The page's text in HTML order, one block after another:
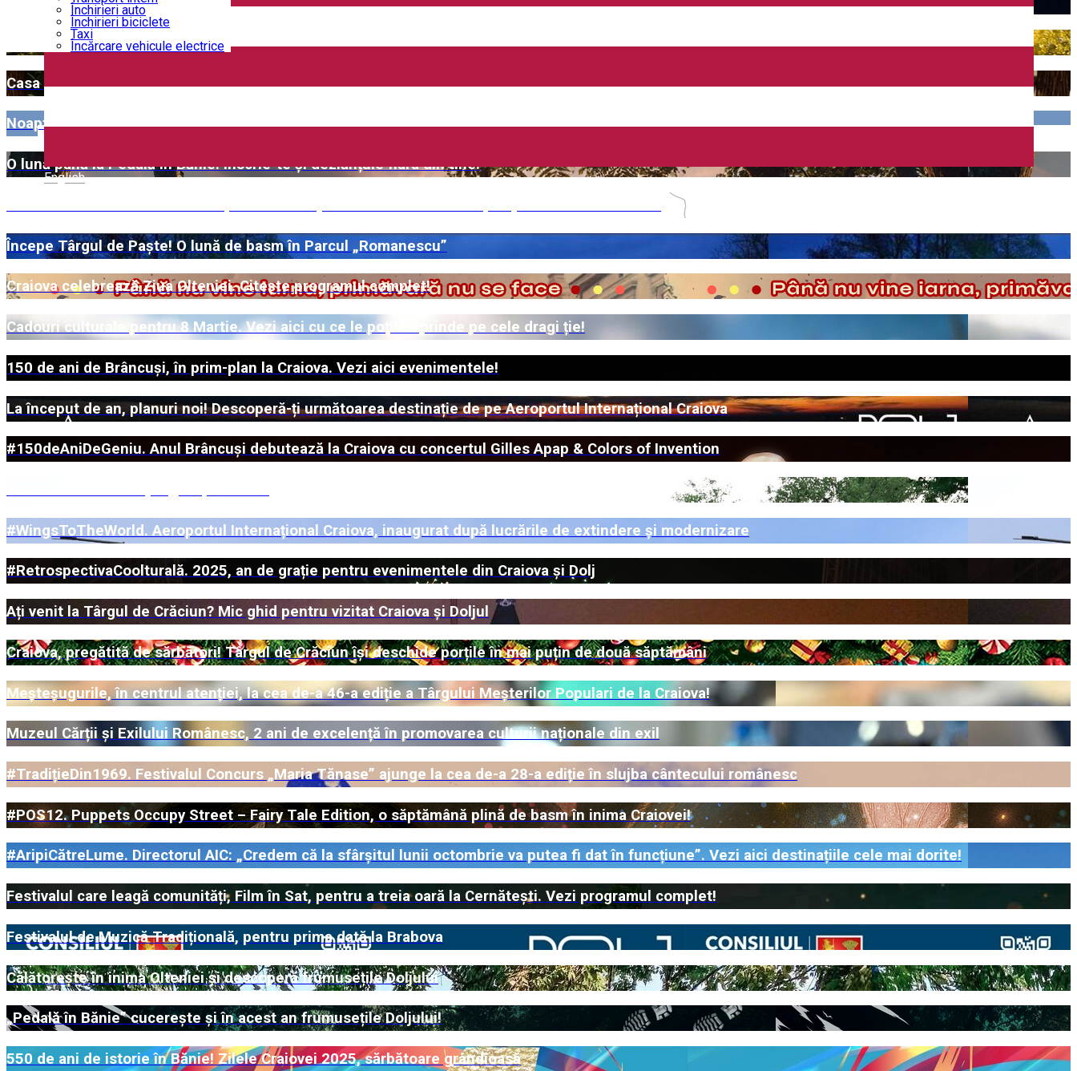
English
Închirieri auto
Închirieri biciclete
Taxi
Încărcare vehicule electrice
Muzica tradițională și cultura locală, în prim-plan pentru al doilea an la Cula Izvoranu-Geblescu
Casa Memorială „Elena Farago”, redeschisă publicului! Află când o poți vizita
Noaptea Muzeelor 2026 – vezi aici muzeele participante din Dolj!
O lună până la Pedală în Bănie. Înscrie-te și dezlănțuie fiara din tine!
Începe Târgul de Paște! O lună de basm în Parcul „Romanescu”
Craiova celebrează Ziua Olteniei. Citește programul complet!
Cadouri culturale pentru 8 Martie. Vezi aici cu ce le poți surprinde pe cele dragi ție!
150 de ani de Brâncuși, în prim-plan la Craiova. Vezi aici evenimentele!
La început de an, planuri noi! Descoperă-ți următoarea destinație de pe Aeroportul Internațional Craiova
#150deAniDeGeniu. Anul Brâncuși debutează la Craiova cu concertul Gilles Apap & Colors of Invention
#WingsToTheWorld. Aeroportul Internațional Craiova, inaugurat după lucrările de extindere și modernizare
#RetrospectivaCoolturală. 2025, an de grație pentru evenimentele din Craiova și Dolj
Ați venit la Târgul de Crăciun? Mic ghid pentru vizitat Craiova și Doljul
Craiova, pregătită de sărbători! Târgul de Crăciun își deschide porțile în mai puțin de două săptămâni
Meșteșugurile, în centrul atenției, la cea de-a 46-a ediție a Târgului Meșterilor Populari de la Craiova!
Muzeul Cărții și Exilului Românesc, 2 ani de excelență în promovarea culturii naționale din exil
#TradițieDin1969. Festivalul Concurs „Maria Tănase” ajunge la cea de-a 28-a ediție în slujba cântecului românesc
#POS12. Puppets Occupy Street – Fairy Tale Edition, o săptămână plină de basm în inima Craiovei!
#AripiCătreLume. Directorul AIC: „Credem că la sfârșitul lunii octombrie va putea fi dat în funcțiune”. Vezi aici destinațiile cele mai dorite!
Festivalul care leagă comunități, Film în Sat, pentru a treia oară la Cernătești. Vezi programul complet!
Festivalul de Muzică Tradițională, pentru prima dată la Brabova
Călătorește în inima Olteniei și descoperă frumusețile Doljului
„Pedală în Bănie” cucerește și în acest an frumusețile Doljului!
550 de ani de istorie în Bănie! Zilele Craiovei 2025, sărbătoare grandioasă